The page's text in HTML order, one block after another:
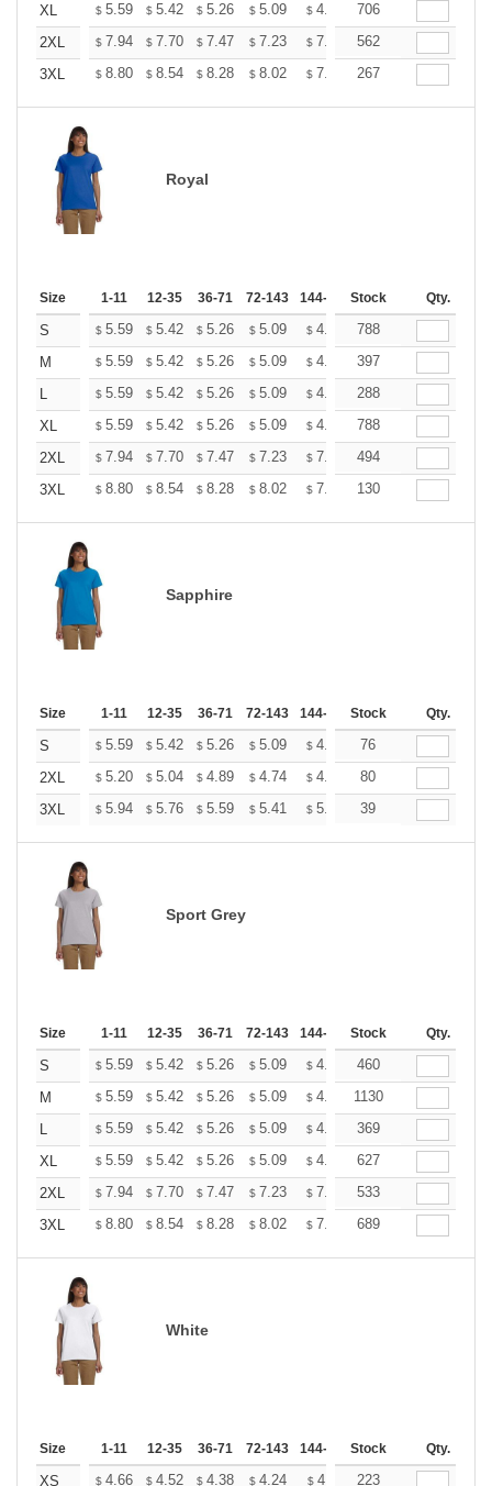
XL
$ 5.59 $ 5.42 $ 5.26 $ 5.09 $ 4.93 $4.84
706
2XL
$ 7.94 $ 7.70 $ 7.47 $ 7.23 $ 7.00 $6.88
562
3XL
$ 8.80 $ 8.54 $ 8.28 $ 8.02 $ 7.76 $7.63
267
Royal
Size 1-11 12-35 36-71 72-143 144-287 288 + More
Stock Qty.
S $ 5.59 $ 5.42 $ 5.26 $ 5.09 $ 4.93 $4.84
788
M
$ 5.59 $ 5.42 $ 5.26 $ 5.09 $ 4.93 $4.84
397
L
$ 5.59 $ 5.42 $ 5.26 $ 5.09 $ 4.93 $4.84
288
XL
$ 5.59 $ 5.42 $ 5.26 $ 5.09 $ 4.93 $4.84
788
2XL
$ 7.94 $ 7.70 $ 7.47 $ 7.23 $ 7.00 $6.88
494
3XL
$ 8.80 $ 8.54 $ 8.28 $ 8.02 $ 7.76 $7.63
130
Sapphire
Size 1-11 12-35 36-71 72-143 144-287 288 + More
Stock Qty.
S $ 5.59 $ 5.42 $ 5.26 $ 5.09 $ 4.93 $4.84
76
2XL
$ 5.20 $ 5.04 $ 4.89 $ 4.74 $ 4.58 $4.50
80
3XL
$ 5.94 $ 5.76 $ 5.59 $ 5.41 $ 5.24 $5.15
39
Sport Grey
Size 1-11 12-35 36-71 72-143 144-287 288 + More
Stock Qty.
S $ 5.59 $ 5.42 $ 5.26 $ 5.09 $ 4.93 $4.84
460
M
$ 5.59 $ 5.42 $ 5.26 $ 5.09 $ 4.93 $4.84
1130
L
$ 5.59 $ 5.42 $ 5.26 $ 5.09 $ 4.93 $4.84
369
XL
$ 5.59 $ 5.42 $ 5.26 $ 5.09 $ 4.93 $4.84
627
2XL
$ 7.94 $ 7.70 $ 7.47 $ 7.23 $ 7.00 $6.88
533
3XL
$ 8.80 $ 8.54 $ 8.28 $ 8.02 $ 7.76 $7.63
689
White
Size 1-11 12-35 36-71 72-143 144-287 288 + More
Stock Qty.
XS $ 4.66 $ 4.52 $ 4.38 $ 4.24 $ 4.11 $4.04
223